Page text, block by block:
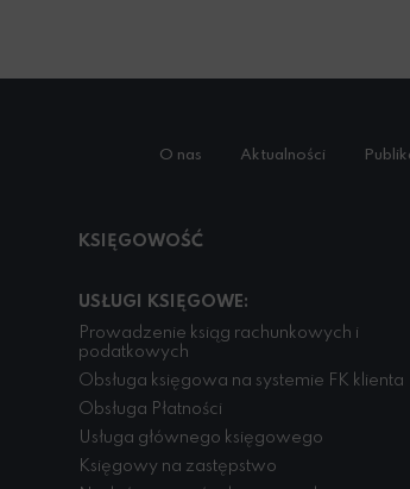
O nas Aktualności
KSIĘGOWOŚĆ
USŁUGI KSIĘGOWE:
Prowadzenie ksiąg rachunkowych i
podatkowych
Obsługa księgowa na systemie FK klienta
Obsługa Płatności
Usługa głównego księgowego
Księgowy na zastępstwo